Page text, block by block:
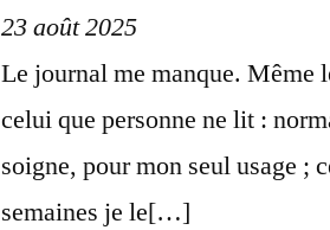
23 août 2025
Le journal me manque. Même
celui que personne ne lit :
soigne, pour mon seul usage ;
semaines je le[…]